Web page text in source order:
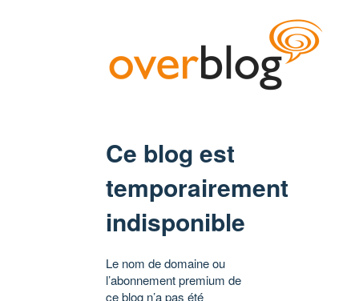
Ce blog est
temporairement
indisponible
Le nom de domaine ou
l’abonnement premium de
ce blog n’a pas été